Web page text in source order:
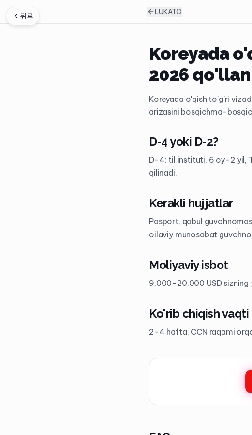
뒤로 LUKATO
Koreyada
2026
Koreyada o'qish to'g'ri
arizasini bosqichma-
D-4 yoki D-2?
D-4: til instituti, 6 oy–2 yil,
qilinadi.
Kerakli hujjatlar
Pasport, qabul
oilaviy munosabat
Moliyaviy isbot
9,000–20,000 USD
Ko'rib chiqish vaqti
2–4 hafta. CCN raqami